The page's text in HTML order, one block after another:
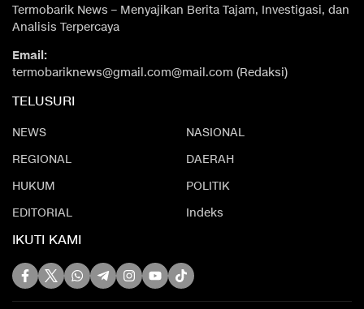
Termobarik News – Menyajikan Berita Tajam, Investigasi, dan
Analisis Terpercaya
Email:
termobariknews@gmail.com@mail.com (Redaksi)
TELUSURI
NEWS
NASIONAL
REGIONAL
DAERAH
HUKUM
POLITIK
EDITORIAL
Indeks
IKUTI KAMI